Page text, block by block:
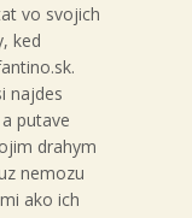
vo svojich
ked
najdes
putave
drahym
nemozu
ako ich